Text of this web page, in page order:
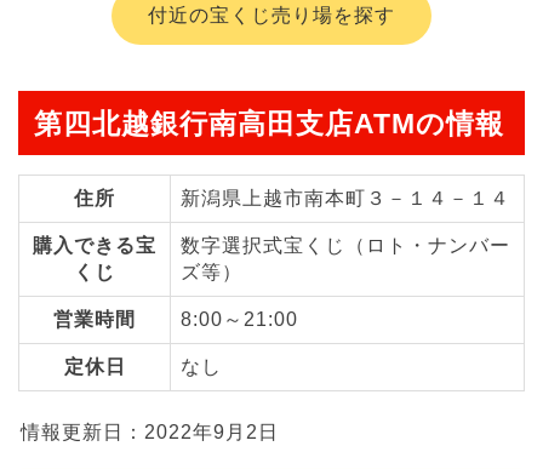
付近の宝くじ売り場を探す
第四北越銀行南高田支店ATMの情報
住所 新潟県上越市南本町３－１４－１４
購入できる宝
くじ
数字選択式宝くじ（ロト・ナンバー
ズ等）
営業時間 8:00～21:00
定休日 なし
情報更新日：2022年9月2日